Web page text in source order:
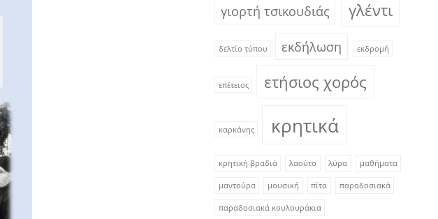
γιορτή τσικουδιάς γλέντι
δελτίο τύπου εκδήλωση εκδρομή
επέτειος ετήσιος χορός
καρκάνης κρητικά
κρητική βραδιά λαούτο λύρα μαθήματα
μαντούρα μουσική πίτα παραδοσιακά
παραδοσιακά κουλουράκια